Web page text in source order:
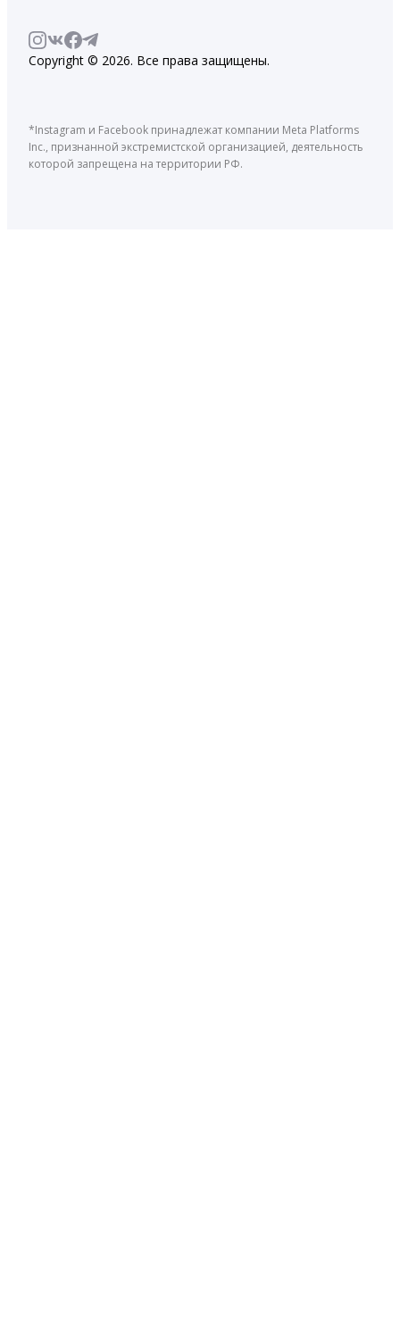
Copyright © 2026. Все права защищены.
*Instagram и Facebook принадлежат компании Meta Platforms
Inc., признанной экстремистской организацией, деятельность
которой запрещена на территории РФ.